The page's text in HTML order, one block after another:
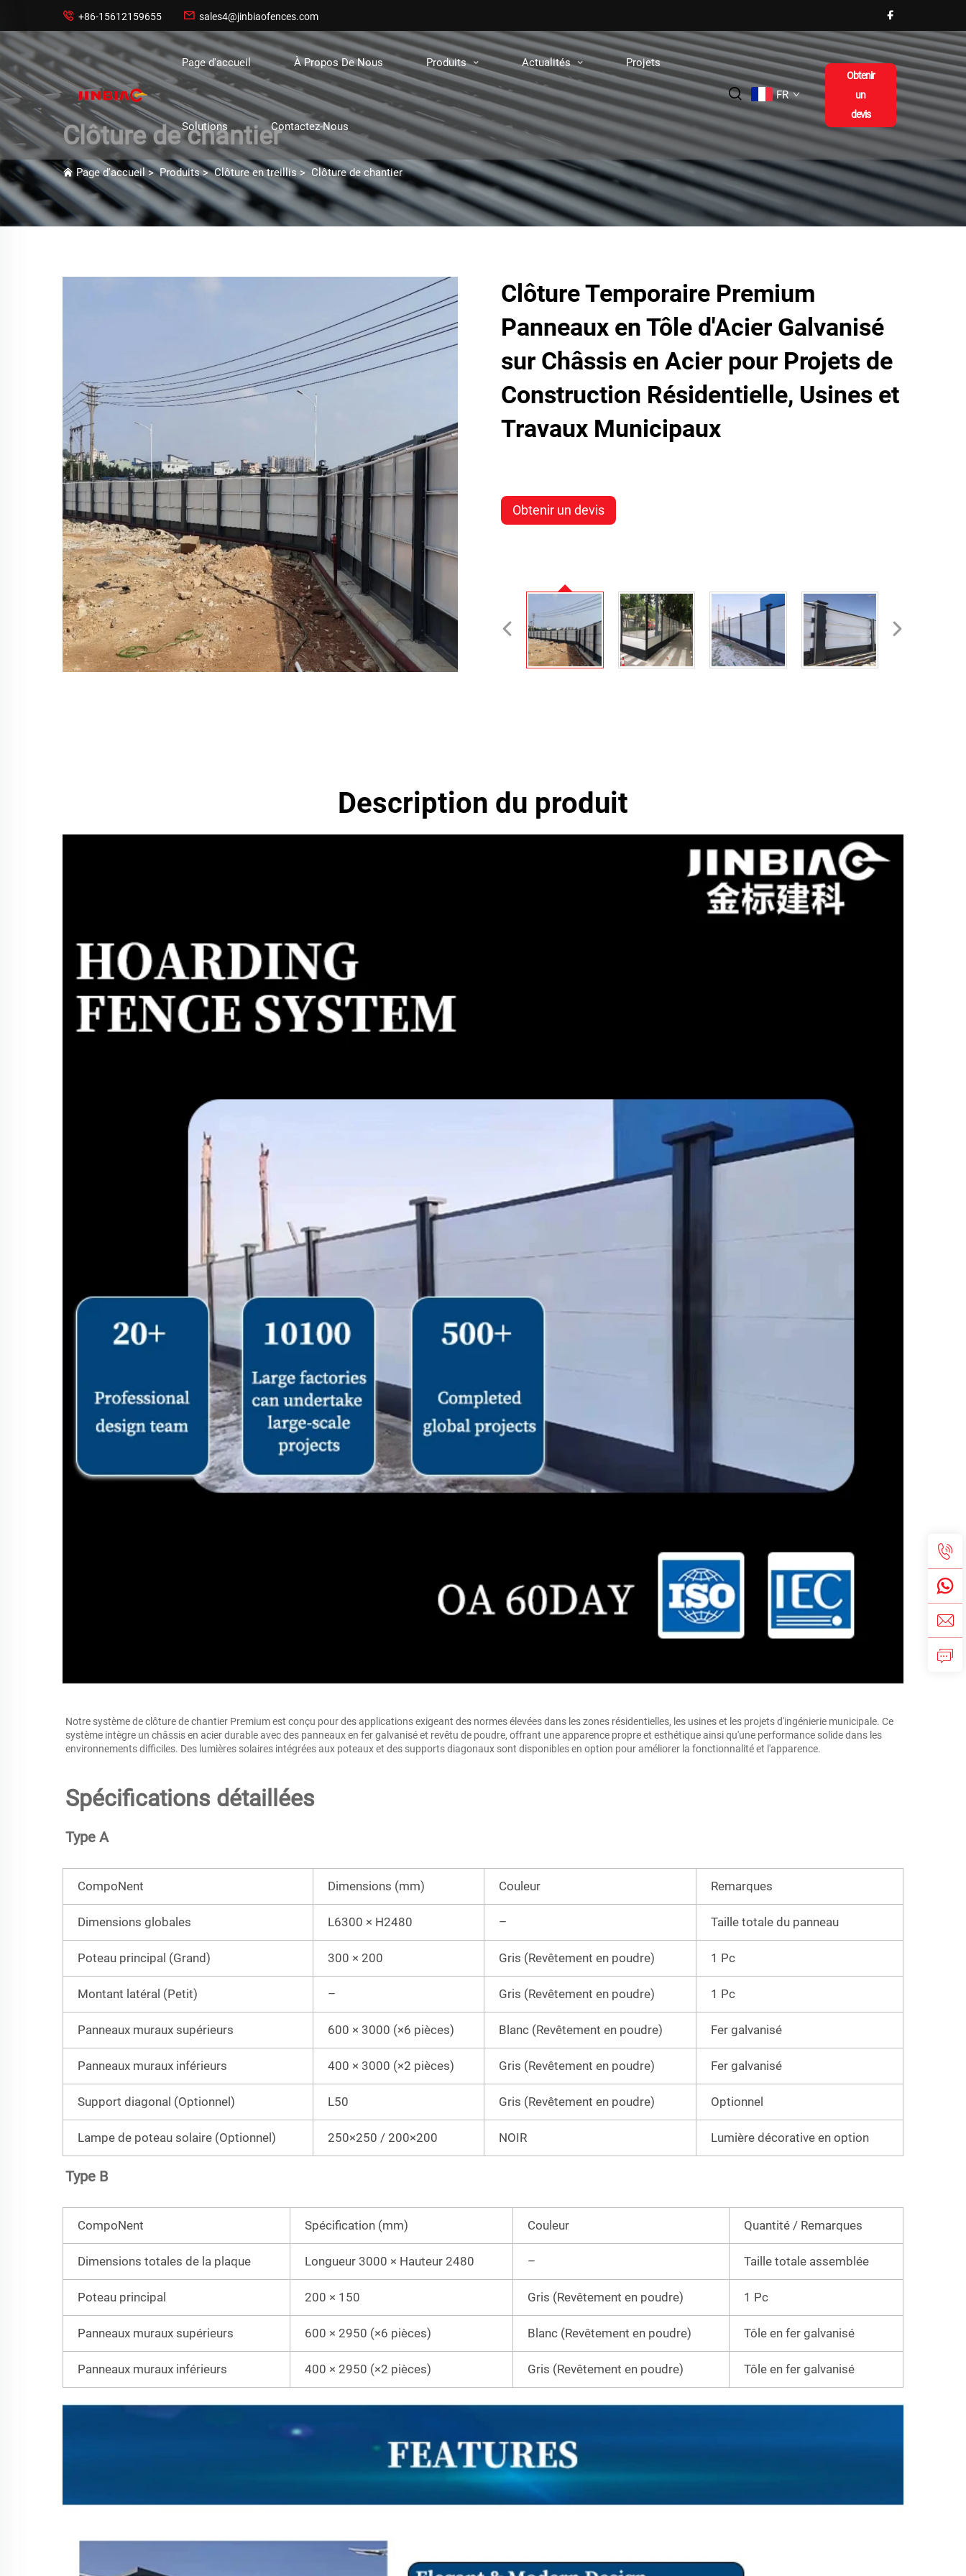
 +86-15612159655  sales4@jinbiaofences.com
Page d'accueil À Propos De Nous Produits Actualités Projets
Solutions Contactez-Nous
FR
Obtenir
un
devis
Clôture de chantier
Page d'accueil>Produits>Clôture en treillis > Clôture de chantier
Clôture Temporaire Premium
Panneaux en Tôle d'Acier Galvanisé
sur Châssis en Acier pour Projets de
Construction Résidentielle, Usines et
Travaux Municipaux
Obtenir un devis
Description du produit
Notre système de clôture de chantier Premium est conçu pour des applications exigeant des normes élevées dans les zones résidentielles, les usines et les projets d'ingénierie municipale. Ce
système intègre un châssis en acier durable avec des panneaux en fer galvanisé et revêtu de poudre, offrant une apparence propre et esthétique ainsi qu'une performance solide dans les
environnements difficiles. Des lumières solaires intégrées aux poteaux et des supports diagonaux sont disponibles en option pour améliorer la fonctionnalité et l'apparence.
Spécifications détaillées
Type A
CompoNent Dimensions (mm) Couleur Remarques
Dimensions globales L6300 × H2480 – Taille totale du panneau
Poteau principal (Grand) 300 × 200 Gris (Revêtement en poudre) 1 Pc
Montant latéral (Petit) – Gris (Revêtement en poudre) 1 Pc
Panneaux muraux supérieurs 600 × 3000 (×6 pièces) Blanc (Revêtement en poudre) Fer galvanisé
Panneaux muraux inférieurs 400 × 3000 (×2 pièces) Gris (Revêtement en poudre) Fer galvanisé
Support diagonal (Optionnel) L50 Gris (Revêtement en poudre) Optionnel
Lampe de poteau solaire (Optionnel) 250×250 / 200×200 NOIR Lumière décorative en option
Type B
CompoNent Spécification (mm) Couleur Quantité / Remarques
Dimensions totales de la plaque Longueur 3000 × Hauteur 2480 – Taille totale assemblée
Poteau principal 200 × 150 Gris (Revêtement en poudre) 1 Pc
Panneaux muraux supérieurs 600 × 2950 (×6 pièces) Blanc (Revêtement en poudre) Tôle en fer galvanisé
Panneaux muraux inférieurs 400 × 2950 (×2 pièces) Gris (Revêtement en poudre) Tôle en fer galvanisé